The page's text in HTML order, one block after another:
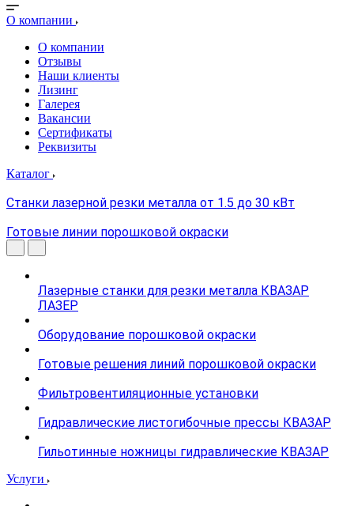
О компании
О компании
Отзывы
Наши клиенты
Лизинг
Галерея
Вакансии
Сертификаты
Реквизиты
Каталог
Станки лазерной резки металла от 1.5 до 30 кВт
Готовые линии порошковой окраски
Лазерные станки для резки металла КВАЗАР
ЛАЗЕР
Оборудование порошковой окраски
Готовые решения линий порошковой окраски
Фильтровентиляционные установки
Гидравлические листогибочные прессы КВАЗАР
Гильотинные ножницы гидравлические КВАЗАР
Услуги